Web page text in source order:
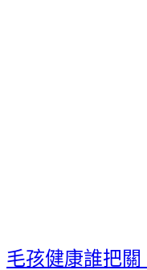
毛孩健康誰把